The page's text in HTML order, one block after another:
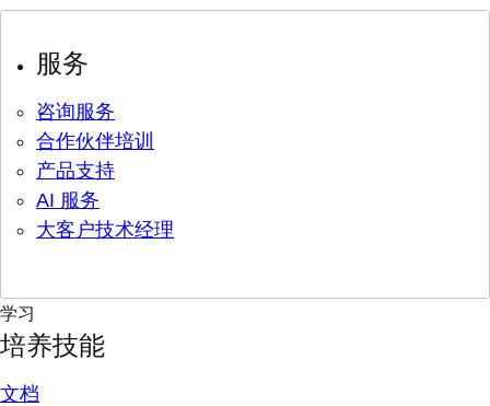
服务
咨询服务
合作伙伴培训
产品支持
AI 服务
大客户技术经理
学习
培养技能
文档